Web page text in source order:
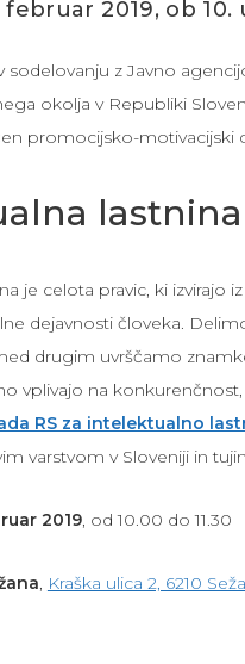
2019, ob
sodelovanju z Javno
okolja v Republiki
promocijsko-motivacijski
lastnina
je celota pravic, ki izvirajo
dejavnosti človeka.
drugim uvrščamo
vplivajo na
RS za intelektualno
varstvom v Sloveniji in
2019, od 10.00 do 11.30
, Kraška ulica 2, 6210